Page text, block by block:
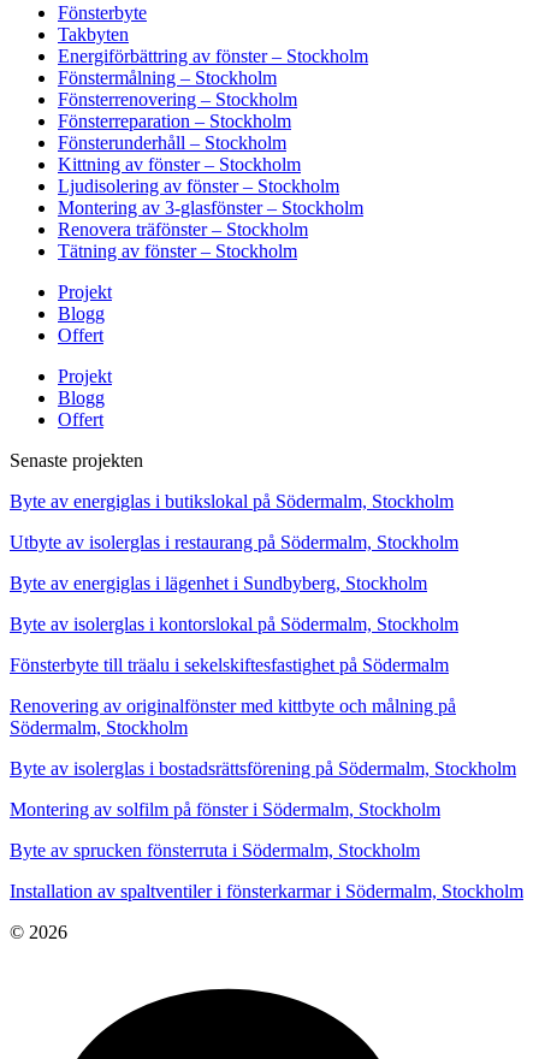
Fönsterbyte
Takbyten
Energiförbättring av fönster – Stockholm
Fönstermålning – Stockholm
Fönsterrenovering – Stockholm
Fönsterreparation – Stockholm
Fönsterunderhåll – Stockholm
Kittning av fönster – Stockholm
Ljudisolering av fönster – Stockholm
Montering av 3-glasfönster – Stockholm
Renovera träfönster – Stockholm
Tätning av fönster – Stockholm
Projekt
Blogg
Offert
Projekt
Blogg
Offert
Senaste projekten
Byte av energiglas i butikslokal på Södermalm, Stockholm
Utbyte av isolerglas i restaurang på Södermalm, Stockholm
Byte av energiglas i lägenhet i Sundbyberg, Stockholm
Byte av isolerglas i kontorslokal på Södermalm, Stockholm
Fönsterbyte till träalu i sekelskiftesfastighet på Södermalm
Renovering av originalfönster med kittbyte och målning på
Södermalm, Stockholm
Byte av isolerglas i bostadsrättsförening på Södermalm, Stockholm
Montering av solfilm på fönster i Södermalm, Stockholm
Byte av sprucken fönsterruta i Södermalm, Stockholm
Installation av spaltventiler i fönsterkarmar i Södermalm, Stockholm
© 2026